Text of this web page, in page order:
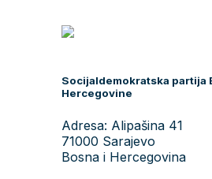
Socijaldemokratska partija
Hercegovine
Adresa: Alipašina 41
71000 Sarajevo
Bosna i Hercegovina